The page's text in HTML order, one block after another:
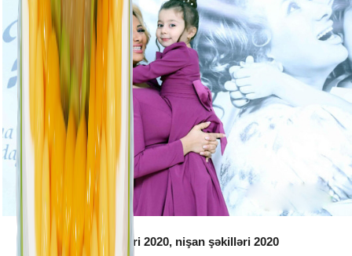
Toy şəkilləri 2020, nişan şəkilləri 2020